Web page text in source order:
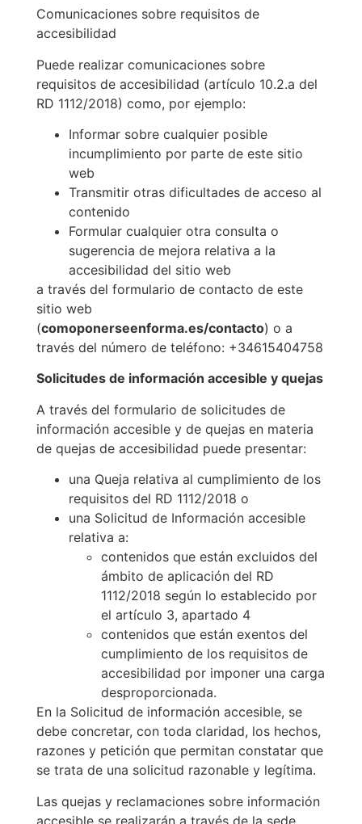
Comunicaciones sobre requisitos de
accesibilidad
Puede realizar comunicaciones sobre
requisitos de accesibilidad (artículo 10.2.a del
RD 1112/2018) como, por ejemplo:
Informar sobre cualquier posible
incumplimiento por parte de este sitio
web
Transmitir otras dificultades de acceso al
contenido
Formular cualquier otra consulta o
sugerencia de mejora relativa a la
accesibilidad del sitio web
a través del formulario de contacto de este
sitio web
(comoponerseenforma.es/contacto) o a
través del número de teléfono: +34615404758
Solicitudes de información accesible y quejas
A través del formulario de solicitudes de
información accesible y de quejas en materia
de quejas de accesibilidad puede presentar:
una Queja relativa al cumplimiento de los
requisitos del RD 1112/2018 o
una Solicitud de Información accesible
relativa a:
contenidos que están excluidos del
ámbito de aplicación del RD
1112/2018 según lo establecido por
el artículo 3, apartado 4
contenidos que están exentos del
cumplimiento de los requisitos de
accesibilidad por imponer una carga
desproporcionada.
En la Solicitud de información accesible, se
debe concretar, con toda claridad, los hechos,
razones y petición que permitan constatar que
se trata de una solicitud razonable y legítima.
Las quejas y reclamaciones sobre información
accesible se realizarán a través de la sede